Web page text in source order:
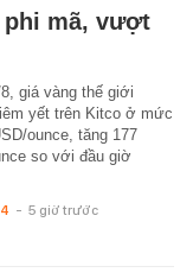
phi mã, vượt
giá vàng thế giới
yết trên Kitco ở mức
ounce, tăng 177
so với đầu giờ
- 5 giờ trước